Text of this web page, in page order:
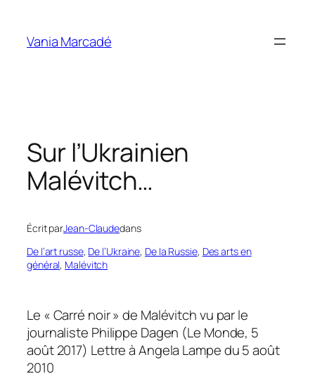
contenu
Vania Marcadé
Sur l’Ukrainien
Malévitch…
Écrit parJean-Claudedans
De l’art russe, De l’Ukraine, De la Russie, Des arts en
général, Malévitch
Le « Carré noir » de Malévitch vu par le
journaliste Philippe Dagen (Le Monde, 5
août 2017) Lettre à Angela Lampe du 5 août
2010